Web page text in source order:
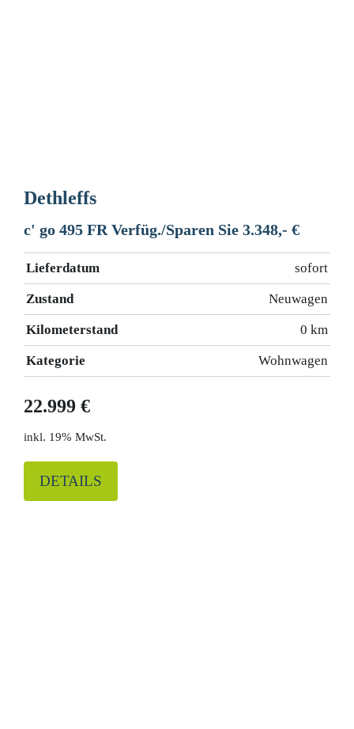
Dethleffs
c' go 495 FR Verfüg./Sparen Sie 3.348,- €
Lieferdatum sofort
Zustand Neuwagen
Kilometerstand 0 km
Kategorie Wohnwagen
22.999 €
19% MwSt.
DETAILS